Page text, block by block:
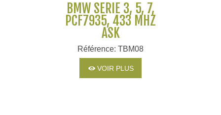
BMW SERIE 3, 5, 7,
PCF7935, 433 MHZ
ASK
Référence: TBM08
VOIR PLUS